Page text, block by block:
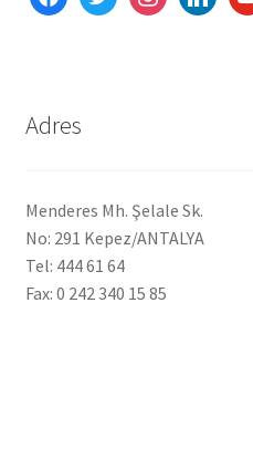
Adres
Menderes Mh. Şelale Sk.
No: 291 Kepez/ANTALYA
Tel: 444 61 64
Fax: 0 242 340 15 85